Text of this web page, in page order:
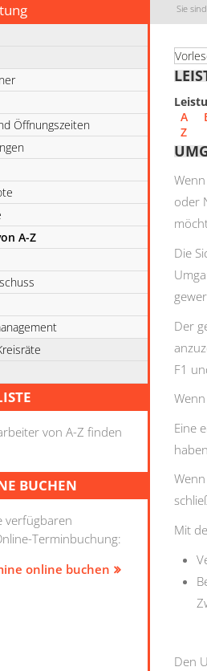
Sie
Öffnungszeiten
A-Z
von A-Z finden
BUCHEN
verfügbaren
Terminbuchung:
online buchen
A
Z
oder
Die
Der
F1
Eine
Mit
Den